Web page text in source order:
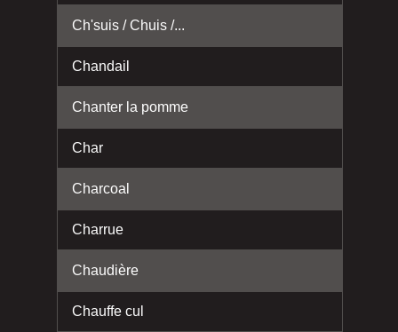
Ch'suis / Chuis /...
Chandail
Chanter la pomme
Char
Charcoal
Charrue
Chaudière
Chauffe cul